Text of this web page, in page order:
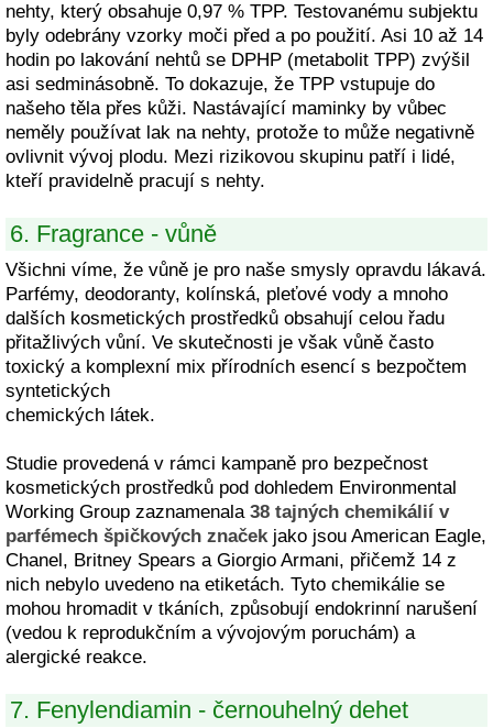
nehty, který obsahuje 0,97 % TPP. Testovanému subjektu
byly odebrány vzorky moči před a po použití. Asi 10 až 14
hodin po lakování nehtů se DPHP (metabolit TPP) zvýšil
asi sedminásobně. To dokazuje, že TPP vstupuje do
našeho těla přes kůži. Nastávající maminky by vůbec
neměly používat lak na nehty, protože to může negativně
ovlivnit vývoj plodu. Mezi rizikovou skupinu patří i lidé,
kteří pravidelně pracují s nehty.
6. Fragrance - vůně
Všichni víme, že vůně je pro naše smysly opravdu lákavá.
Parfémy, deodoranty, kolínská, pleťové vody a mnoho
dalších kosmetických prostředků obsahují celou řadu
přitažlivých vůní. Ve skutečnosti je však vůně často
toxický a komplexní mix přírodních esencí s bezpočtem
syntetických
chemických látek.
Studie provedená v rámci kampaně pro bezpečnost
kosmetických prostředků pod dohledem Environmental
Working Group zaznamenala 38 tajných chemikálií v
parfémech špičkových značekjako jsou American Eagle,
Chanel, Britney Spears a Giorgio Armani, přičemž 14 z
nich nebylo uvedeno na etiketách. Tyto chemikálie se
mohou hromadit v tkáních, způsobují endokrinní narušení
(vedou k reprodukčním a vývojovým poruchám) a
alergické reakce.
7. Fenylendiamin - černouhelný dehet